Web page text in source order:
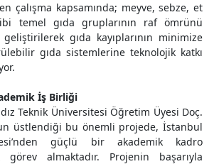
çalışma kapsamında; meyve, sebze, et
temel gıda gruplarının raf ömrünü
gıda kayıplarının minimize
gıda sistemlerine teknolojik katkı
İş Birliği
Teknik Üniversitesi Öğretim Üyesi Doç.
üstlendiği bu önemli projede, İstanbul
güçlü bir akademik kadro
görev almaktadır. Projenin başarıyla